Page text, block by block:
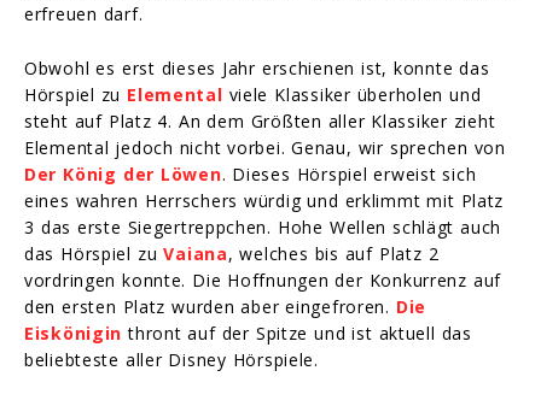
erfreuen darf.
Obwohl es erst dieses Jahr erschienen ist, konnte das
Hörspiel zu Elemental viele Klassiker überholen und
steht auf Platz 4. An dem Größten aller Klassiker zieht
Elemental jedoch nicht vorbei. Genau, wir sprechen von
Der König der Löwen. Dieses Hörspiel erweist sich
eines wahren Herrschers würdig und erklimmt mit Platz
3 das erste Siegertreppchen. Hohe Wellen schlägt auch
das Hörspiel zuVaiana, welches bis auf Platz 2
vordringen konnte. Die Hoffnungen der Konkurrenz auf
den ersten Platz wurden aber eingefroren. Die
Eiskönigin thront auf der Spitze und ist aktuell das
beliebteste aller Disney Hörspiele.